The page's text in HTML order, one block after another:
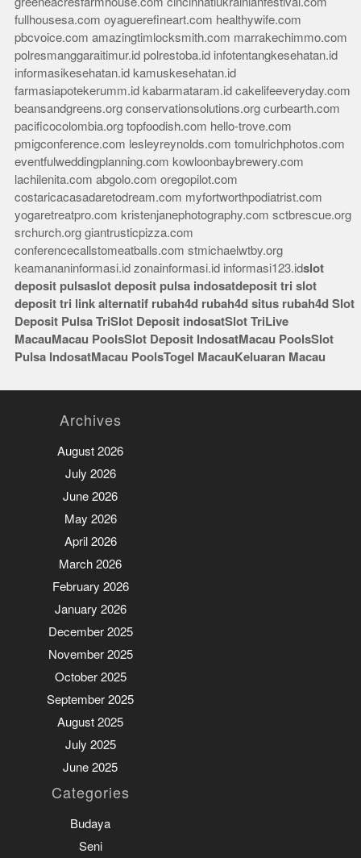
fullhousesa.com oyaguerefineart.com healthywife.com
pbcvoice.com amazingtimlocksmith.com marrakechimmo.com
polresmanggaraitimur.id polrestoba.id infotentangkesehatan.id
informasikesehatan.id kamuskesehatan.id
farmasiapotekerumm.id kabarmataram.id cakelifeeveryday.com
beansandgreens.org conservationsolutions.org curbearth.com
pacificocolombia.org topfoodish.com hello-trove.com
pmigconference.com lesleyreynolds.com tomulrichphotos.com
eventfulweddingplanning.com kowloonbaybrewery.com
lachilenita.com abgolo.com oregopilot.com
costaricacasadaretodream.com myfortworthpodiatrist.com
yogaretreatpro.com kristenjanephotography.com sctbrescue.org
srchurch.org giantrusticpizza.com
conferencecallstomeatballs.com stmichaelwtby.org
keamananinformasi.id zonainformasi.id informasi123.idslot
deposit pulsaslot deposit pulsa indosatdeposit tri slot
deposit tri link alternatif rubah4d rubah4d situs rubah4d Slot
Deposit Pulsa TriSlot Deposit indosatSlot TriLive
MacauMacau PoolsSlot Deposit IndosatMacau PoolsSlot
Pulsa IndosatMacau PoolsTogel MacauKeluaran Macau
Archives
August 2026
July 2026
June 2026
May 2026
April 2026
March 2026
February 2026
January 2026
December 2025
November 2025
October 2025
September 2025
August 2025
July 2025
June 2025
Categories
Budaya
Seni